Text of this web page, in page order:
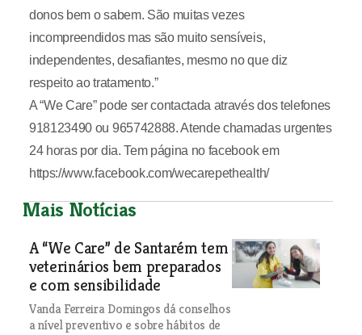
donos bem o sabem. São muitas vezes
incompreendidos mas são muito sensíveis,
independentes, desafiantes, mesmo no que diz
respeito ao tratamento.”
A “We Care” pode ser contactada através dos telefones
918123490 ou 965742888. Atende chamadas urgentes
24 horas por dia. Tem página no facebook em
https://www.facebook.com/wecarepethealth/
Mais Notícias
A “We Care” de Santarém tem
veterinários bem preparados
e com sensibilidade
Vanda Ferreira Domingos dá conselhos
a nível preventivo e sobre hábitos de